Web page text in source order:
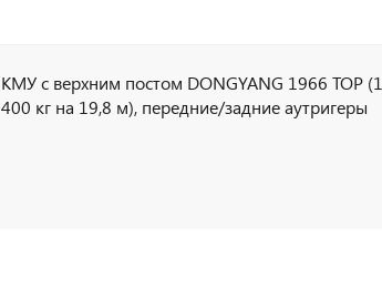
КМУ с верхним постом DONGYANG 1966 ТОР
400 кг на 19,8 м), передние/задние аутригеры